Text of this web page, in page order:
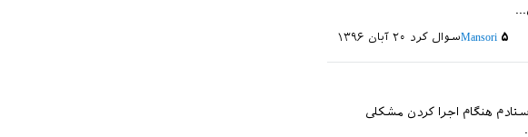
سوال کرد ۲۰ آبان ۱۳۹۶ Mansori ۵
هنگام اجرا کردن مشکلی